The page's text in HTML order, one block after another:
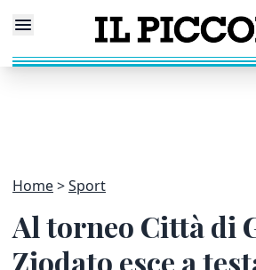
Home Sport
Al torneo Città di
Ziodato esce a